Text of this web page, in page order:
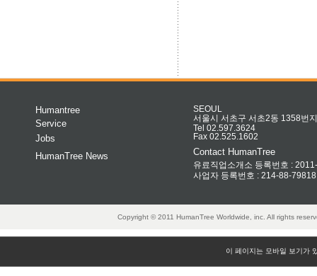
Humantree
Service
Jobs
HumanTree News
SEOUL
서울시 서초구 서초2동 1358번
Tel 02.597.3624
Fax 02.525.1602
Contact HumanTree
유료직업소개소 등록번호 :
사업자 등록번호 : 214-88-79818
Copyright © 2011 HumanTree Worldwide, inc. All rights
이 페이지는 모바일 보기가